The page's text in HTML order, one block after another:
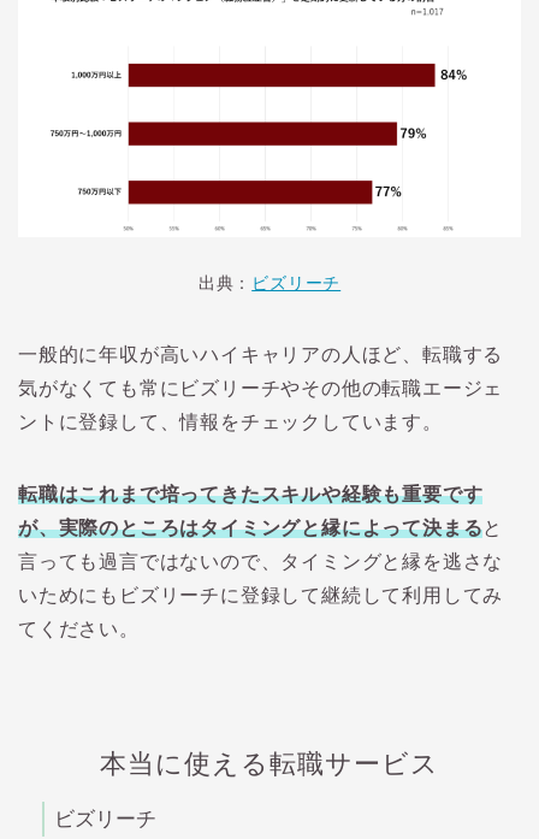
出典： ビズリーチ
一般的に年収が高いハイキャリアの人ほど、転職する
気がなくても常にビズリーチやその他の転職エージェ
ントに登録して、情報をチェックしています。
転職はこれまで培ってきたスキルや経験も重要です
が、実際のところはタイミングと縁によって決まると
言っても過言ではないので、タイミングと縁を逃さな
いためにもビズリーチに登録して継続して利用してみ
てください。
本当に使える転職サービス
ビズリーチ